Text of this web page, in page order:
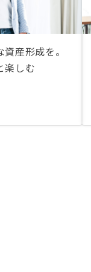
産形成を。
楽しむ